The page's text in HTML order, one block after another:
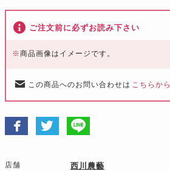
ご注文前に必ずお読み下さい
※商品画像はイメージです。
この商品へのお問い合わせは こちらから
店舗 西川農藝